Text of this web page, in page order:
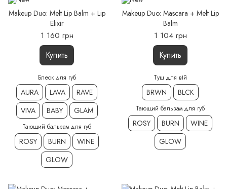
Makeup Duo: Melt Lip Balm + Lip
Elixir
1 160 грн
Купить
Блеск для губ
AURA LAVA
RAVE
VIVA
BABY GLAM
Тающий бальзам для губ
ROSY BURN
WINE
GLOW
Makeup Duo: Mascara + Melt Lip
Balm
1 104 грн
Купить
Туш для вій
BRWN BLCK
Тающий бальзам для губ
ROSY BURN
WINE
GLOW